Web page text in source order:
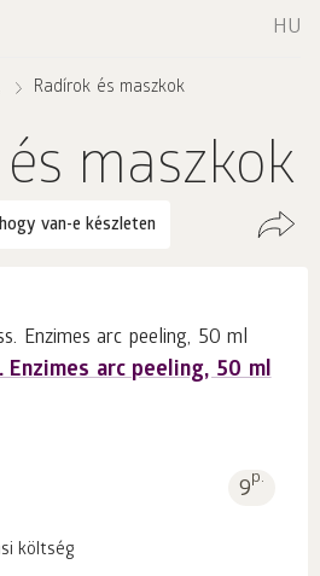
HU
Radírok és maszkok
maszkok
van-e készleten
Enzimes arc peeling, 50 ml
9p.
költség